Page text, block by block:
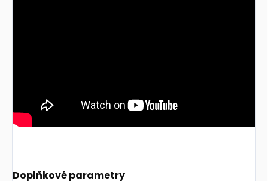
Doplňkové parametry